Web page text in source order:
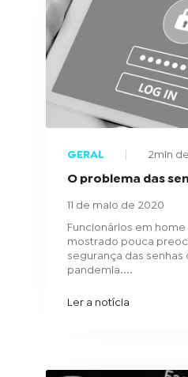
GERAL 2min
O problema das
11 de maio de 2020
Funcionários em
mostrado pouca
segurança das senhas
pandemia....
Ler a notícia